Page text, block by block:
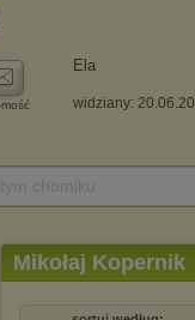
Ela
widziany:
Mikołaj Kopernik